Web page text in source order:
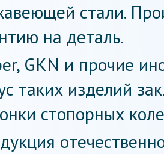
стали.
на деталь.
GKN и прочие
таких изделий
стопорных